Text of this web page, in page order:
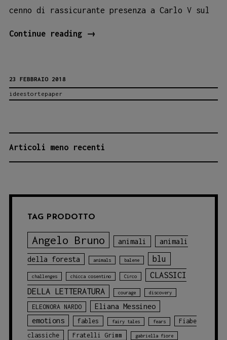
cenno di rassicurante presenza a Carlo V sul
Continue reading
Tornano
Ideestortepaper
→
23 FEBBRAIO 2018
ideestortepaper
NAVIGAZIONE
ARTICOLI
Articoli meno recenti
TAG PRODOTTO
Angelo Bruno animali animali
della foresta animals balene blu
challenges chicca cosentino Circo
CLASSICI
DELLA LETTERATURA
courage discovery
ELEONORA NARDO
Eliana Messineo
emotions
fables fairy tales fears
Fiabe
classiche
Fratelli Grimm gabriella fiore